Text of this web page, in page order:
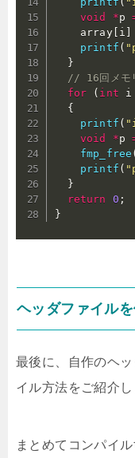
void
*p
    array
[ i ]
printf (
}
// 16回メモ
for
( int
{
printf (
void
*p
fmp_free
printf (
}
return
0 ;
}
ヘッダファイル
最後に、自作のヘ
イル方法をご紹介し
まとめてコンパイ